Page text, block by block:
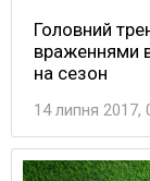
Головний
враженнями
на сезон
14 липня 2017,